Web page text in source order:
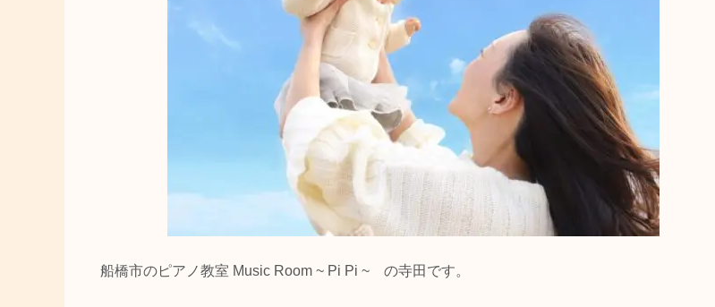
船橋市のピアノ教室 Music Room ~ Pi Pi ~ の寺田です。